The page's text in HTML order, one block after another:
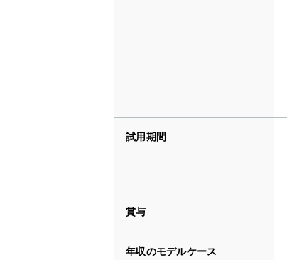
試用期間
賞与
年収のモデルケース